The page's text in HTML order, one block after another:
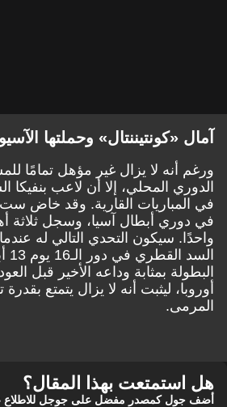
آمال «كونتيننتال» وحملتها
ورغم أنه لا يزال غير مؤهل تمامًا
الدوري المحلي، إلا أن لاعب
في المباريات القارية. وقد خاض ست
في دوري أبطال آسيا، وسجل ثلاثة
واحدًا. سيكون التحدي التالي له
البطولة بمثابة وداعه الأخير قبل
أوروبا، ليثبت أنه لا يزال يتمتع بقدرة
المرمى.
هل استمتعت بهذا المقال؟
أضف جول كمصدر مفضل على جوجل للاطلاع